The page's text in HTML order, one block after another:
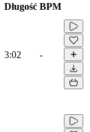
Długość BPM
3:02 -